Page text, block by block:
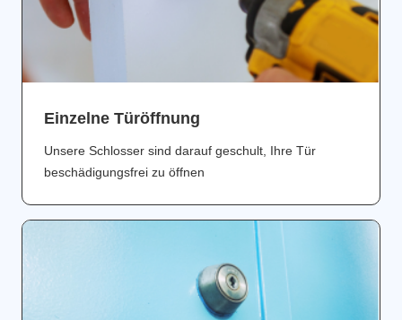
Einzelne Türöffnung
Unsere Schlosser sind darauf geschult, Ihre Tür
beschädigungsfrei zu öffnen